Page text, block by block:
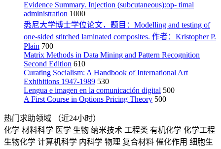
Evidence Summary. Injection (subcutaneous):op- timal
administration 1000
悉尼大学博士学位论文，题目：Modelling and testing of
one-sided stitched laminated composites. 作者：Kristopher P.
Plain 700
Matrix Methods in Data Mining and Pattern Recognition
Second Edition 610
Curating Socialism: A Handbook of International Art
Exhibitions 1947-1989 530
Lengua e imagen en la comunicación digital 500
A First Course in Options Pricing Theory 500
热门求助领域
（近24小时）
化学 材料科学 医学 生物 纳米技术 工程类 有机化学 化学工程
生物化学 计算机科学 内科学 物理 复合材料 催化作用 细胞生